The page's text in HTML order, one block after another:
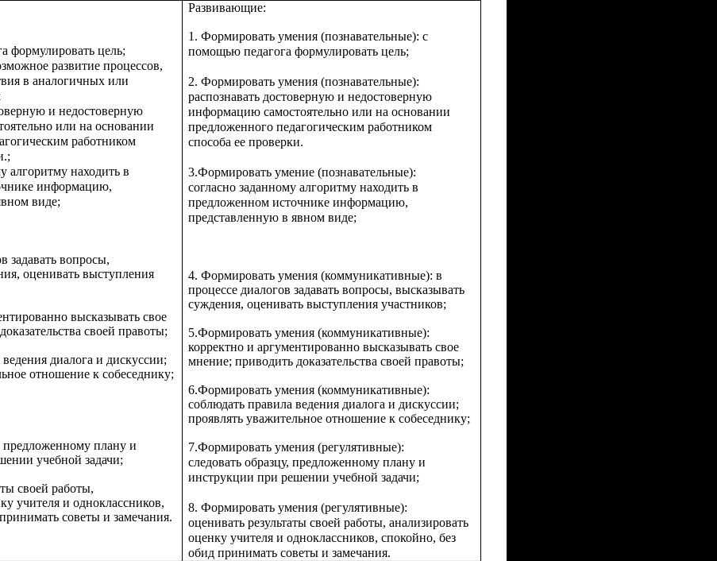
формулировать цель;
развитие процессов,
в аналогичных или
и недостоверную
или на основании
работником
алгоритму находить в
информацию,
виде;
задавать вопросы,
оценивать выступления
высказывать свое
своей правоты;
диалога и дискуссии;
отношение к собеседнику;
предложенному плану и
учебной задачи;
своей работы,
учителя и одноклассников,
советы и замечания.
Развивающие:
1 . Формировать умения (познавательные): с
помощью педагога формулировать цель;
2. Формировать умения (познавательные):
распознавать достоверную и недостоверную
информацию самостоятельно или на основании
предложенного педагогическим работником
способа ее проверки.
3.Формировать умение (познавательные):
согласно заданному алгоритму находить в
предложенном источнике информацию,
представленную в явном виде;
4. Формировать умения (коммуникативные): в
процессе диалогов задавать вопросы, высказывать
суждения, оценивать выступления участников;
5.Формировать умения (коммуникативные):
корректно и аргументированно высказывать свое
мнение; приводить доказательства своей правоты;
6.Формировать умения (коммуникативные):
соблюдать правила ведения диалога и дискуссии;
проявлять уважительное отношение к собеседнику;
7.Формировать умения (регулятивные):
следовать образцу, предложенному плану и
инструкции при решении учебной задачи;
8. Формировать умения (регулятивные):
оценивать результаты своей работы, анализировать
оценку учителя и одноклассников, спокойно, без
обид принимать советы и замечания.